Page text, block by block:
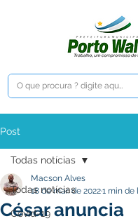
Post
Todas notícias
Covid-19
Todas notícias
César anuncia
Macson Alves
18 de mar. de 20221 min de